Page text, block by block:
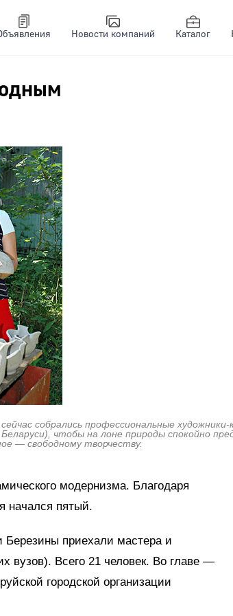
Новости компаний Каталог
собрались профессиональные
чтобы на лоне природы спокойно
— свободному творчеству.
модернизма. Благодаря
начался пятый.
Березины приехали мастера и
вузов). Всего 21 человек. Во главе —
городской организации